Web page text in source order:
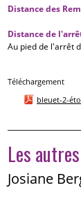
Distance des
Distance de
Au pied de l'arrêt
Téléchargement
bleuet-2-
Les
Josiane